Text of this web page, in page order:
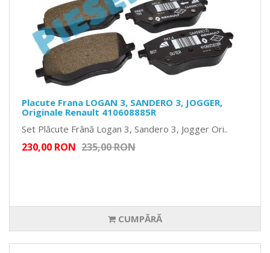
Placute Frana LOGAN 3, SANDERO 3, JOGGER,
Originale Renault 410608885R
Set Plăcute Frână Logan 3, Sandero 3, Jogger Ori..
230,00 RON 235,00 RON
CUMPĂRĂ